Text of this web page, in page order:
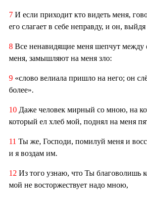
7 И если приходит кто видеть меня,
его слагает в себе неправду, и он,
8 Все ненавидящие меня шепчут между
меня, замышляют на меня зло:
9 «слово велиала пришло на него; он
более».
10 Даже человек мирный со мною, на
который ел хлеб мой, поднял на меня
11 Ты же, Господи, помилуй меня и
и я воздам им.
12 Из того узнаю, что Ты благоволишь
мой не восторжествует надо мною,